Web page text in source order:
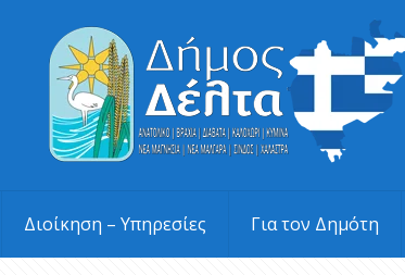
Διοίκηση – Υπηρεσίες Για τον Δημότη